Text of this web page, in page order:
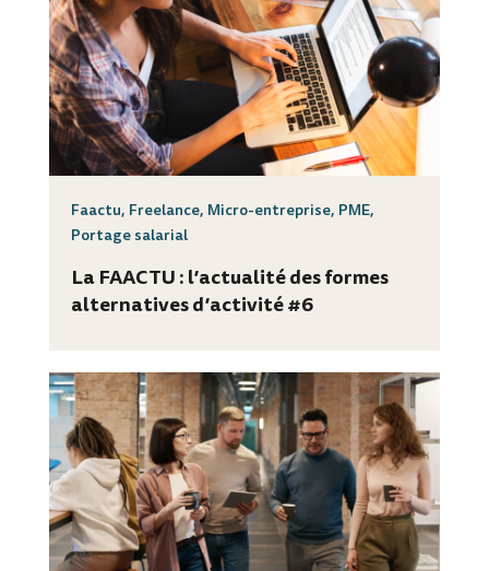
La FAACTU : l’actualité des formes
alternatives d’activité #6
Faactu, Freelance, Micro-entreprise, PME,
Portage salarial